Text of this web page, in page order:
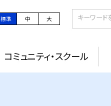
標準 中 大
コミュニティ・スクール